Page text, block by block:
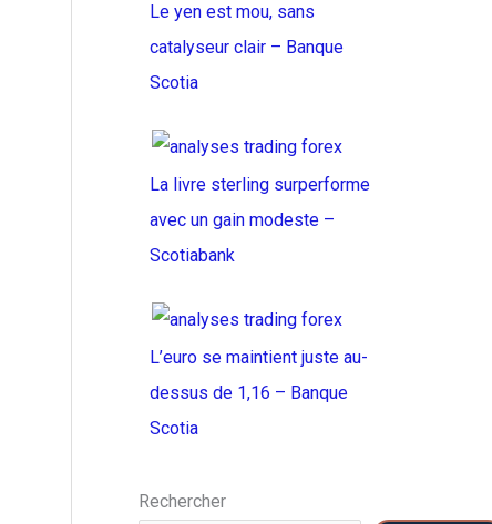
Le yen est mou, sans
catalyseur clair – Banque
Scotia
La livre sterling surperforme
avec un gain modeste –
Scotiabank
L’euro se maintient juste au-
dessus de 1,16 – Banque
Scotia
Rechercher